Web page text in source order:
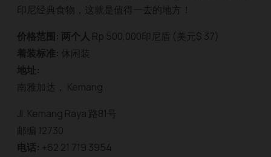
印尼经典食物，这就是值得一去的地方！
价格范围: 两个人 Rp 500,000印尼盾 (美元$ 37)
着装标准: 休闲装
地址:
南雅加达， Kemang
Jl. Kemang Raya 路81号
邮编 12730
电话: +62 21 719 3954